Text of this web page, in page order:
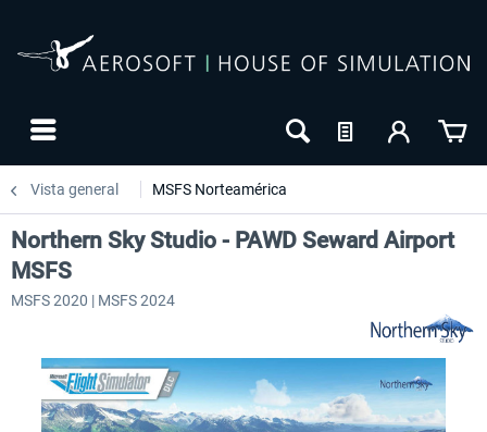
Vista general MSFS Norteamérica
Northern Sky Studio - PAWD Seward Airport
MSFS
MSFS 2020 | MSFS 2024